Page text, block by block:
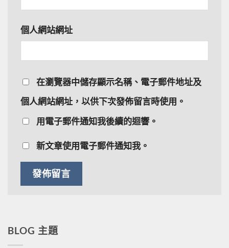
BLOG 主題
個人網站網址
在瀏覽器中儲存顯示名稱、電子郵件地址及
個人網站網址，以供下次發佈留言時使用。
用電子郵件通知我後續的迴響。
新文章使用電子郵件通知我。